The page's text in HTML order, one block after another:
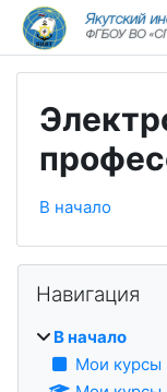
Перейти к
В начало
Блоки
Навигация
В начало
Мои курсы